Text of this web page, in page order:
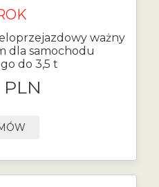
ważny
dla samochodu
do 3,5 t